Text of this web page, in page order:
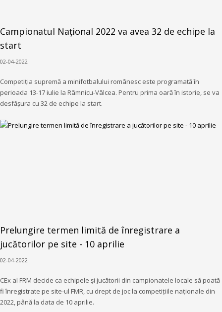
Campionatul Național 2022 va avea 32 de echipe la
start
02-04-2022
Competiția supremă a minifotbalului românesc este programată în
perioada 13-17 iulie la Râmnicu-Vâlcea. Pentru prima oară în istorie, se va
desfășura cu 32 de echipe la start.
Prelungire termen limită de înregistrare a
jucătorilor pe site - 10 aprilie
02-04-2022
CEx al FRM decide ca echipele și jucătorii din campionatele locale să poată
fi înregistrate pe site-ul FMR, cu drept de joc la competițiile naționale din
2022, până la data de 10 aprilie.